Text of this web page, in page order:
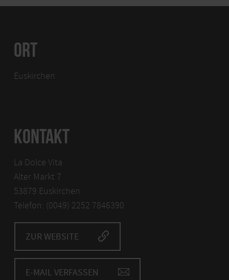
ORT
Euskirchen
KONTAKT
La Dolce Vita
Alter Markt 7
53879 Euskirchen
Telefon: (0049) 2252 7846390
ZUR WEBSITE
E-MAIL VERFASSEN